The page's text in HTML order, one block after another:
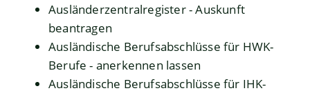
Ausländerzentralregister - Auskunft
beantragen
Ausländische Berufsabschlüsse für HWK-
Berufe - anerkennen lassen
Ausländische Berufsabschlüsse für IHK-